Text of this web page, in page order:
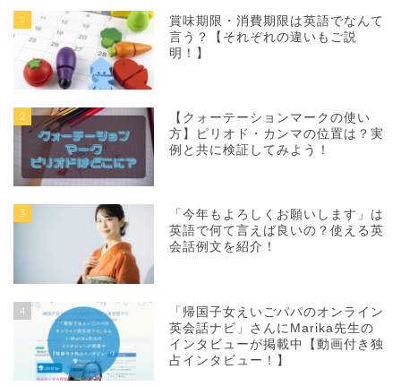
1
賞味期限・消費期限は英語でなんて
言う？【それぞれの違いもご説
明！】
2
【クォーテーションマークの使い
方】ピリオド・カンマの位置は？実
例と共に検証してみよう！
3
「今年もよろしくお願いします」は
英語で何て言えば良いの？使える英
会話例文を紹介！
4
「帰国子女えいごパパのオンライン
英会話ナビ」さんにMarika先生の
インタビューが掲載中【動画付き独
占インタビュー！】